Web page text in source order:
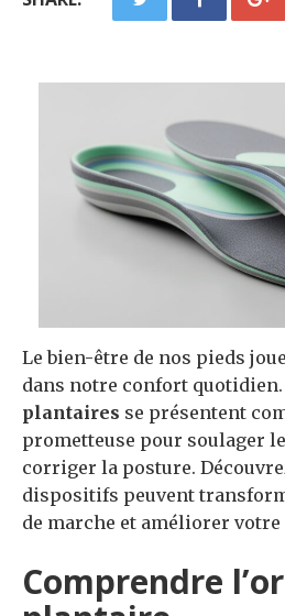
Le bien-être de nos pieds
dans notre confort quotidien.
plantaires se présentent
prometteuse pour soulager
corriger la posture.
dispositifs peuvent
de marche et améliorer votre
Comprendre